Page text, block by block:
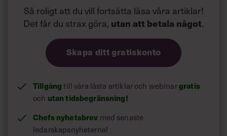
Så roligt att du vill fortsätta läsa våra artiklar!
Det får du strax göra, utan att betala något.
Skapa ditt gratiskonto
Tillgångtill våra låsta artiklar och webinargratis
och utan tidsbegränsning!
Chefs nyhetsbrev med senaste
ledarskapsnyheterna!